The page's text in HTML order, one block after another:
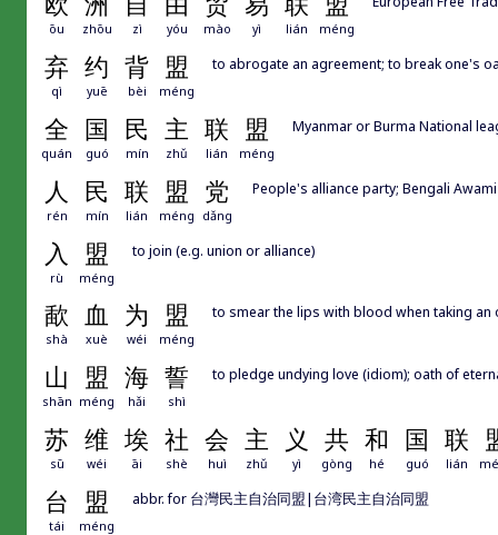
ōu zhōu zì yóu mào yì lián méng
弃 约 背 盟
qì yuē bèi méng
to abrogate an agreement; to break one's
全 国 民 主 联 盟
quán guó mín zhǔ lián méng
Myanmar or Burma National
人 民 联 盟 党
rén mín lián méng dǎng
People's alliance party; Bengali
入 盟
rù méng
to join (e.g. union or alliance)
歃 血 为 盟
shà xuè wéi méng
to smear the lips with blood when taking
山 盟 海 誓
shān méng hǎi shì
to pledge undying love (idiom); oath of
苏 维 埃 社 会 主 义 共 和 国 联
sū wéi āi shè huì zhǔ yì gòng hé guó lián
台 盟
tái méng
abbr. for 台灣民主自治同盟|台湾民主自治同盟